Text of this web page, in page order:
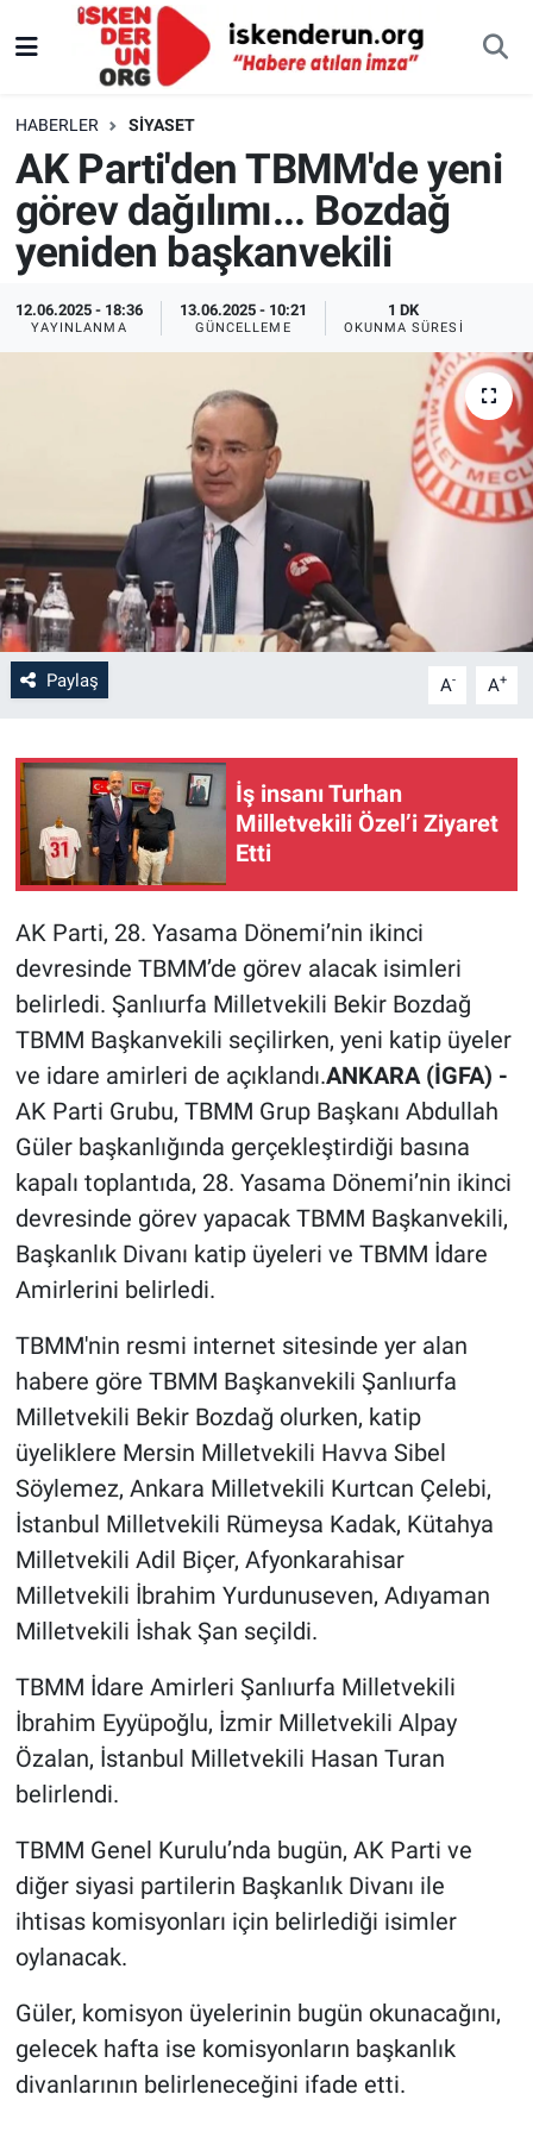
HABERLER SIYASET
AK Parti'den TBMM'de yeni
görev dağılımı... Bozdağ
yeniden başkanvekili
12.06.2025 - 18:36
YAYINLANMA
13.06.2025 - 10:21
GÜNCELLEME
1 DK
OKUNMA SÜRESI
Paylaş A- A+
İş insanı Turhan
Milletvekili Özel’i Ziyaret
Etti
AK Parti, 28. Yasama Dönemi’nin ikinci
devresinde TBMM’de görev alacak isimleri
belirledi. Şanlıurfa Milletvekili Bekir Bozdağ
TBMM Başkanvekili seçilirken, yeni katip üyeler
ve idare amirleri de açıklandı.ANKARA (İGFA) -
AK Parti Grubu, TBMM Grup Başkanı Abdullah
Güler başkanlığında gerçekleştirdiği basına
kapalı toplantıda, 28. Yasama Dönemi’nin ikinci
devresinde görev yapacak TBMM Başkanvekili,
Başkanlık Divanı katip üyeleri ve TBMM İdare
Amirlerini belirledi.
TBMM'nin resmi internet sitesinde yer alan
habere göre TBMM Başkanvekili Şanlıurfa
Milletvekili Bekir Bozdağ olurken, katip
üyeliklere Mersin Milletvekili Havva Sibel
Söylemez, Ankara Milletvekili Kurtcan Çelebi,
İstanbul Milletvekili Rümeysa Kadak, Kütahya
Milletvekili Adil Biçer, Afyonkarahisar
Milletvekili İbrahim Yurdunuseven, Adıyaman
Milletvekili İshak Şan seçildi.
TBMM İdare Amirleri Şanlıurfa Milletvekili
İbrahim Eyyüpoğlu, İzmir Milletvekili Alpay
Özalan, İstanbul Milletvekili Hasan Turan
belirlendi.
TBMM Genel Kurulu’nda bugün, AK Parti ve
diğer siyasi partilerin Başkanlık Divanı ile
ihtisas komisyonları için belirlediği isimler
oylanacak.
Güler, komisyon üyelerinin bugün okunacağını,
gelecek hafta ise komisyonların başkanlık
divanlarının belirleneceğini ifade etti.